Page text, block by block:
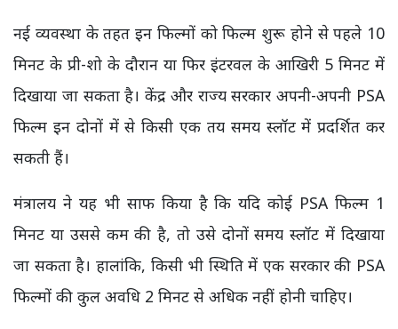
नई व्यवस्था के तहत इन फिल्मों को फिल्म शुरू होने से पहले 10
मिनट के प्री-शो के दौरान या फिर इंटरवल के आखिरी 5 मिनट में
दिखाया जा सकता है। केंद्र और राज्य सरकार अपनी-अपनी PSA
फिल्म इन दोनों में से किसी एक तय समय स्लॉट में प्रदर्शित कर
सकती हैं।
मंत्रालय ने यह भी साफ किया है कि यदि कोई PSA फिल्म 1
मिनट या उससे कम की है, तो उसे दोनों समय स्लॉट में दिखाया
जा सकता है। हालांकि, किसी भी स्थिति में एक सरकार की PSA
फिल्मों की कुल अवधि 2 मिनट से अधिक नहीं होनी चाहिए।